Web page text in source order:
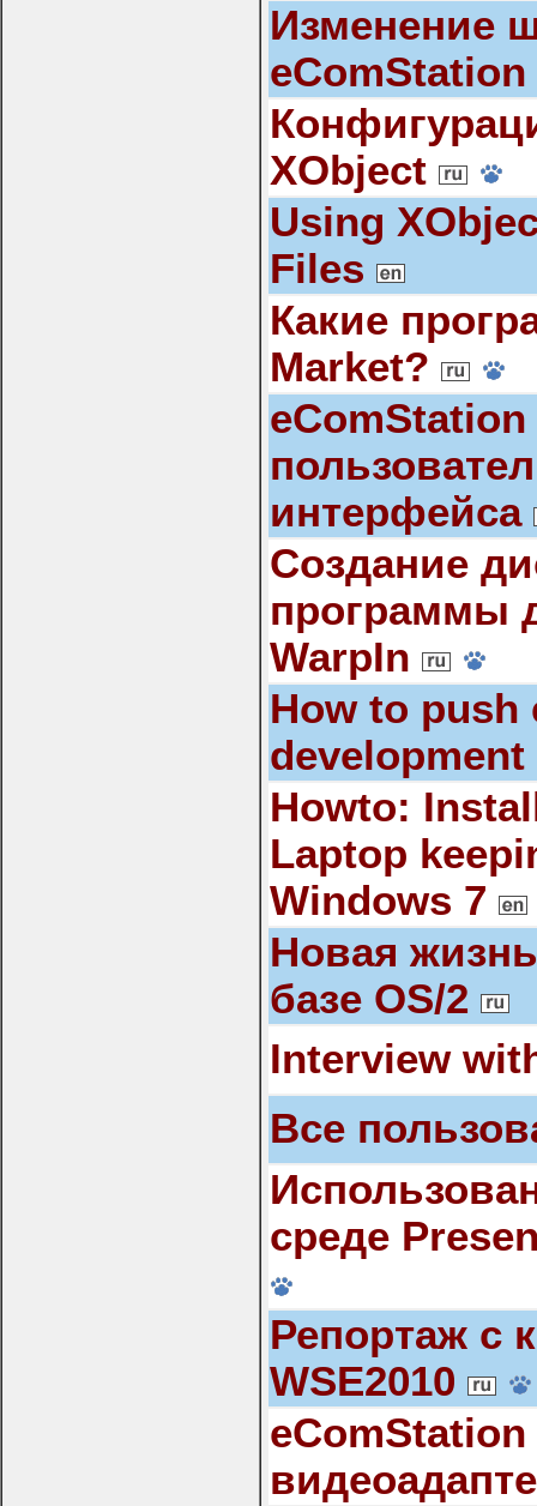
Изменение
eComStation
XObject
Using
Files
Какие
Market?
интерфейса
Создание
программы
WarpIn
How to push
development
Howto:
Laptop
Windows 7
Новая
базе OS/2
Interview
Все
среде
Репортаж с
WSE2010